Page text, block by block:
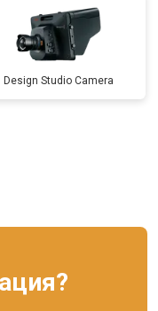
Design Studio Camera